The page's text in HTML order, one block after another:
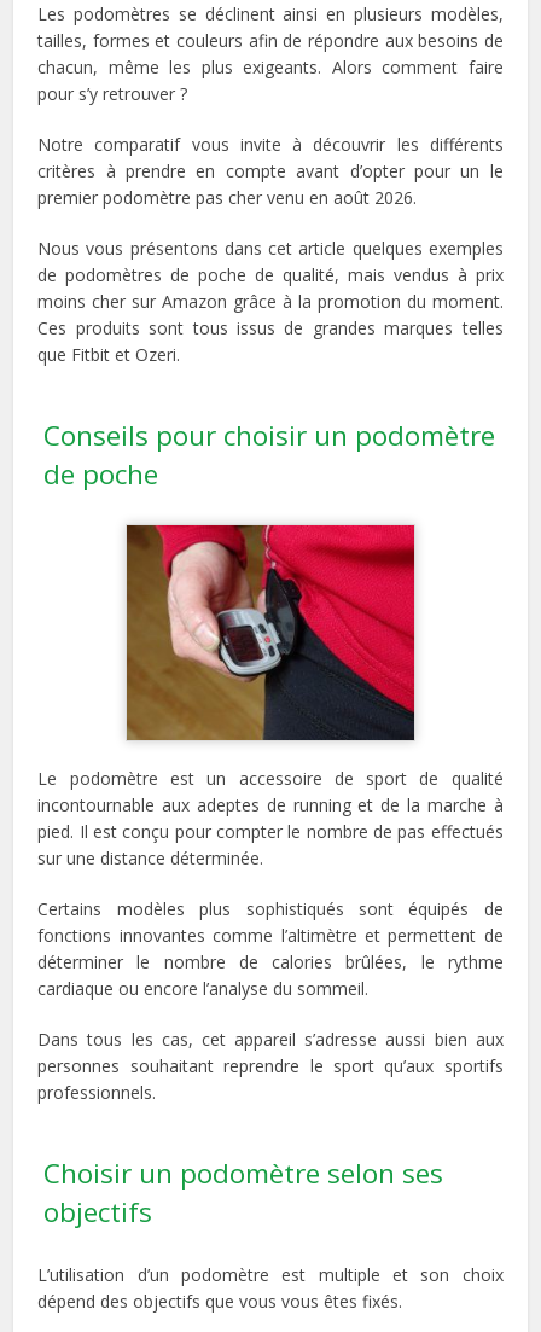
Les podomètres se déclinent ainsi en plusieurs modèles,
tailles, formes et couleurs afin de répondre aux besoins de
chacun, même les plus exigeants. Alors comment faire
pour s’y retrouver ?
Notrecomparatifvous invite à découvrir les différents
critères à prendre en compte avant d’opter pour un le
premier podomètrepas cher venuen août 2026.
Nous vous présentons dans cet article quelques exemples
de podomètres de poche de qualité, mais vendus à prix
moins cher sur Amazon grâce à la promotion du moment.
Ces produits sont tous issus de grandes marques telles
que Fitbit et Ozeri.
Conseils pour choisir un podomètre
de poche
Le podomètre est un accessoire de sport de qualité
incontournable aux adeptes de running et de la marche à
pied. Il est conçu pour compter le nombre de pas effectués
sur une distance déterminée.
Certains modèles plus sophistiqués sont équipés de
fonctions innovantes comme l’altimètre et permettent de
déterminer le nombre de calories brûlées, le rythme
cardiaque ou encore l’analyse du sommeil.
Dans tous les cas, cet appareil s’adresse aussi bien aux
personnes souhaitant reprendre le sportqu’aux sportifs
professionnels.
Choisir un podomètre selon ses
objectifs
L’utilisation d’un podomètre est multiple et son choix
dépend des objectifs que vous vous êtes fixés.